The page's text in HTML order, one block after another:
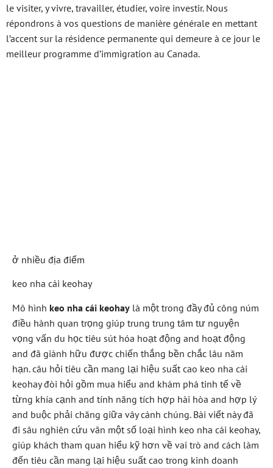
le visiter, y vivre, travailler, étudier, voire investir. Nous
répondrons à vos questions de manière générale en mettant
l’accent sur la résidence permanente qui demeure à ce jour le
meilleur programme d’immigration au Canada.
ở nhiều địa điểm
keo nha cái keohay
Mô hình keo nha cái keohay là một trong đầy đủ công núm
điều hành quan trọng giúp trung trung tâm tư nguyện
vọng vấn du học tiêu sút hóa hoạt động and hoạt động
and đã giành hữu được chiến thắng bền chắc lâu năm
hạn. câu hỏi tiêu cần mang lại hiệu suất cao keo nha cái
keohay đòi hỏi gồm mua hiểu and khám phá tinh tế về
từng khía cạnh and tính năng tích hợp hài hòa and hợp lý
and buộc phải chăng giữa vây cánh chúng. Bài viết này đã
đi sâu nghiên cứu vãn một số loại hình keo nha cái keohay,
giúp khách tham quan hiểu kỹ hơn về vai trò and cách làm
đến tiêu cần mang lại hiệu suất cao trong kinh doanh